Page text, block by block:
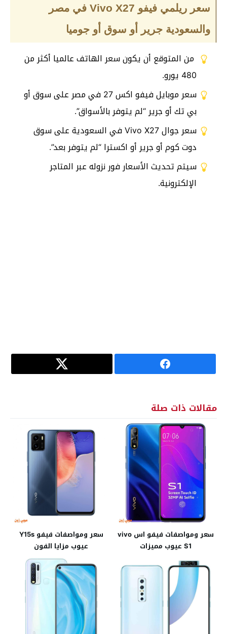
سعر ريلمي فيفو Vivo X27
في مصر
والسعودية جرير أو سوق أو جوميا
من المتوقع أن يكون سعر الهاتف عالميا أكثر من
480 يورو.
سعر موبايل فيفو اكس 27 في مصر على سوق أو
بي تك أو جرير “لم يتوفر بالأسواق”.
سعر جوال Vivo X27 في السعودية على سوق
دوت كوم أو جرير أو اكسترا “لم يتوفر بعد”.
سيتم تحديث الأسعار فور نزوله عبر المتاجر
الإلكترونية.
مقالات ذات صلة
سعر ومواصفات فيفو اس vivo
S1 عيوب مميزات
سعر ومواصفات فيفو Y15s
عيوب مزايا الفون